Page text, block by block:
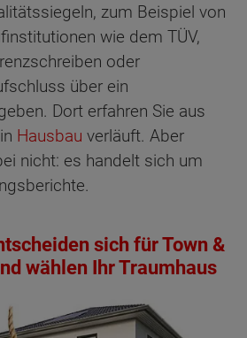
zum Beispiel von
wie dem TÜV,
oder
über ein
Dort erfahren Sie aus
Hausbau verläuft. Aber
nicht: es handelt sich um
sich für Town &
wählen Ihr Traumhaus